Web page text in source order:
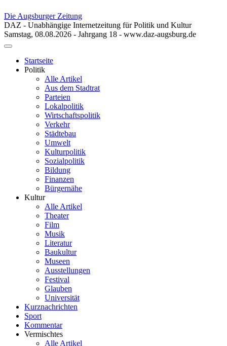
Die Augsburger Zeitung
DAZ - Unabhängige Internetzeitung für Politik und Kultur
Samstag, 08.08.2026 - Jahrgang 18 - www.daz-augsburg.de
Toggle
navigationStartseite
Politik
Alle Artikel
Aus dem Stadtrat
Parteien
Lokalpolitik
Wirtschaftspolitik
Verkehr
Städtebau
Umwelt
Kulturpolitik
Sozialpolitik
Bildung
Finanzen
Bürgernähe
Kultur
Alle Artikel
Theater
Film
Musik
Literatur
Baukultur
Museen
Ausstellungen
Festival
Glauben
Universität
Kurznachrichten
Sport
Kommentar
Vermischtes
Alle Artikel